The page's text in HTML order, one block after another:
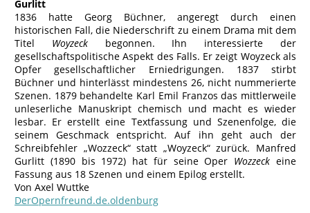
Gurlitt
1836 hatte Georg Büchner, angeregt durch einen
historischen Fall, die Niederschrift zu einem Drama mit dem
Titel Woyzeckbegonnen. Ihn interessierte der
gesellschaftspolitische Aspekt des Falls. Er zeigt Woyzeck als
Opfer gesellschaftlicher Erniedrigungen. 1837 stirbt
Büchner und hinterlässt mindestens 26, nicht nummerierte
Szenen. 1879 behandelte Karl Emil Franzos das mittlerweile
unleserliche Manuskript chemisch und macht es wieder
lesbar. Er erstellt eine Textfassung und Szenenfolge, die
seinem Geschmack entspricht. Auf ihn geht auch der
Schreibfehler „Wozzeck“ statt „Woyzeck“ zurück. Manfred
Gurlitt (1890 bis 1972) hat für seine Oper Wozzeck eine
Fassung aus 18 Szenen und einem Epilog erstellt.
Von Axel Wuttke
DerOpernfreund.de.oldenburg